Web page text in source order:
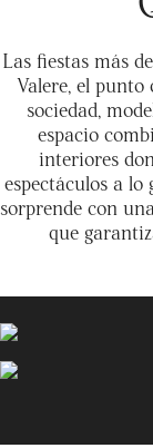
Las fiestas más
Valere, el
sociedad,
espacio
interiores
espectáculos a lo
sorprende con
que